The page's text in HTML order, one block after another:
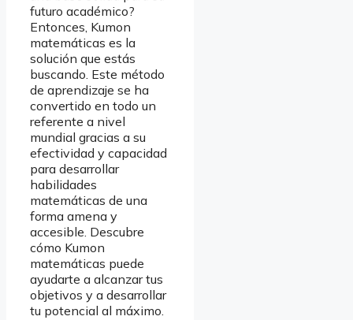
futuro académico?
Entonces, Kumon
matemáticas es la
solución que estás
buscando. Este método
de aprendizaje se ha
convertido en todo un
referente a nivel
mundial gracias a su
efectividad y capacidad
para desarrollar
habilidades
matemáticas de una
forma amena y
accesible. Descubre
cómo Kumon
matemáticas puede
ayudarte a alcanzar tus
objetivos y a desarrollar
tu potencial al máximo.